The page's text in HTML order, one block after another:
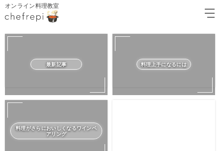
オンライン料理教室
最新記事 料理上手になるには
料理がさらにおいしくなるワインペ
アリング